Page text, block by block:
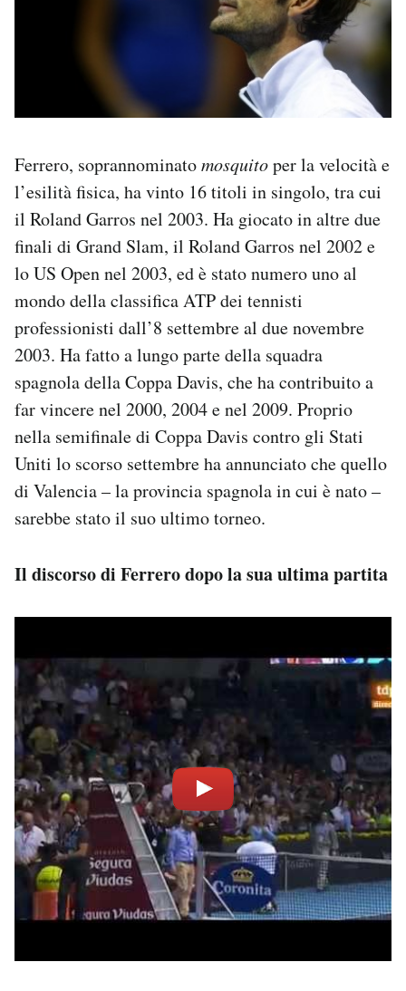
Ferrero, soprannominatomosquitoper la velocità e
l’esilità fisica, ha vinto 16 titoli in singolo, tra cui
il Roland Garros nel 2003. Ha giocato in altre due
finali di Grand Slam, il Roland Garros nel 2002 e
lo US Open nel 2003, ed è stato numero uno al
mondo della classifica ATP dei tennisti
professionisti dall’8 settembre al due novembre
2003. Ha fatto a lungo parte della squadra
spagnola della Coppa Davis, che ha contribuito a
far vincere nel 2000, 2004 e nel 2009. Proprio
nella semifinale di Coppa Davis contro gli Stati
Uniti lo scorso settembre ha annunciato che quello
di Valencia – la provincia spagnola in cui è nato –
sarebbe stato il suo ultimo torneo.
Il discorso di Ferrero dopo la sua ultima partita